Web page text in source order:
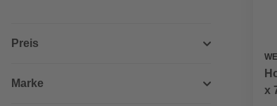
Preis
Marke
x